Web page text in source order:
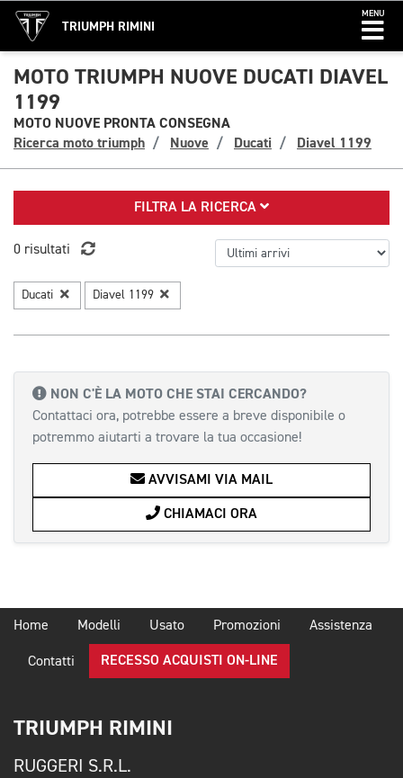
TRIUMPH RIMINI
MENU
MOTO TRIUMPH NUOVE DUCATI DIAVEL
1199
MOTO NUOVE PRONTA CONSEGNA
Ricerca moto triumph
Nuove Ducati Diavel 1199
FILTRA LA RICERCA
0 risultati
Ducati Diavel 1199
NON C'È LA MOTO CHE STAI CERCANDO?
Contattaci ora, potrebbe essere a breve disponibile o
potremmo aiutarti a trovare la tua occasione!
AVVISAMI VIA MAIL
CHIAMACI ORA
Home Modelli Usato Promozioni Assistenza
Contatti RECESSO ACQUISTI ON-LINE
TRIUMPH RIMINI
RUGGERI S.R.L.